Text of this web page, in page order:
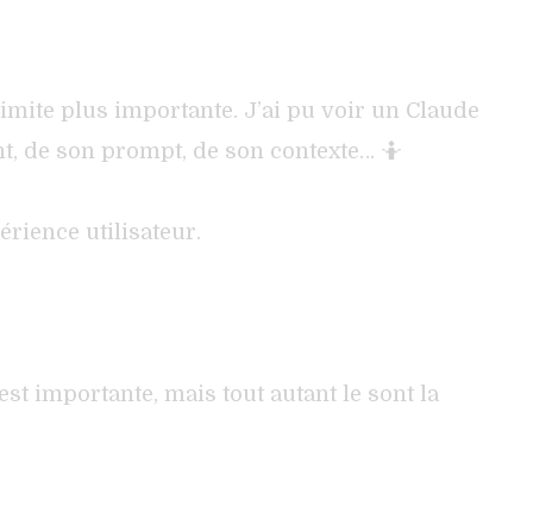
plus importante. J’ai pu voir un Claude
de son prompt, de son contexte… 🤷
utilisateur.
importante, mais tout autant le sont la